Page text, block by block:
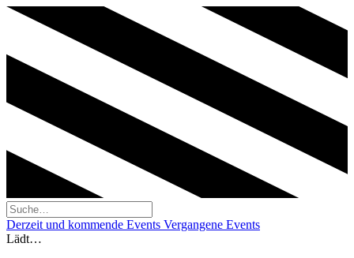
Derzeit und kommende Events Vergangene Events
Lädt…